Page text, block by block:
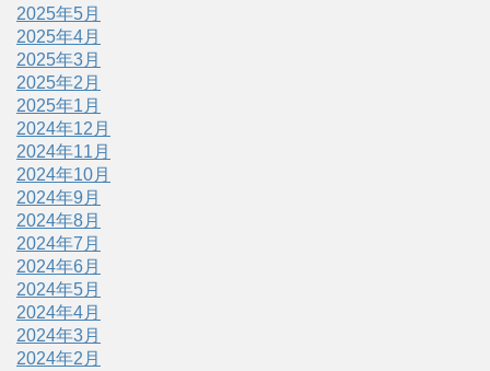
2025年5月
2025年4月
2025年3月
2025年2月
2025年1月
2024年12月
2024年11月
2024年10月
2024年9月
2024年8月
2024年7月
2024年6月
2024年5月
2024年4月
2024年3月
2024年2月